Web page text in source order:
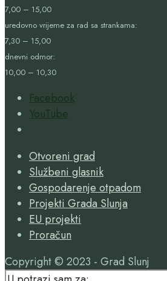
7,00 – 15,00
uredovno vrijeme za rad sa strankama:
7,30 – 15,00
dnevni odmor:
10,00 – 10,30
Facebook
YouTube
Window
Otvoreni grad
Službeni glasnik
Gospodarenje otpadom
Projekti Grada Slunja
EU projekti
Proračun
Copyright © 2023 - Grad Slunj
Search